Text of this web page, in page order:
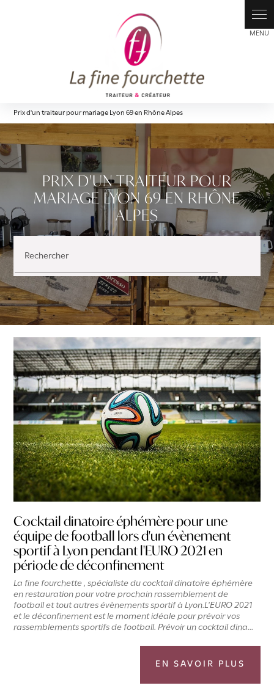
Prix d'un traiteur pour mariage Lyon 69 en Rhône Alpes
PRIX D'UN TRAITEUR POUR
MARIAGE LYON 69 EN RHÔNE
ALPES
Rechercher
Cocktail dinatoire éphémère pour une
équipe de football lors d'un évènement
sportif à Lyon pendant l'EURO 2021 en
période de déconfinement
La fine fourchette , spécialiste du cocktail dinatoire éphémère
en restauration pour votre prochain rassemblement de
football et tout autres évènements sportif à Lyon.L'EURO 2021
et le déconfinement est le moment idéale pour prévoir vos
rassemblements sportifs de football. Prévoir un cocktail dina...
EN SAVOIR PLUS